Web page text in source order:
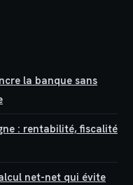
la banque sans
: rentabilité, fiscalité
net-net qui évite